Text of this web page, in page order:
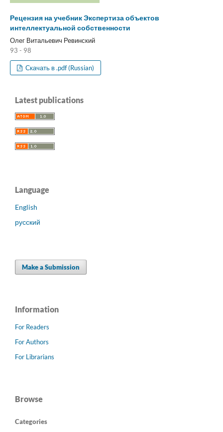
Рецензия на учебник Экспертиза объектов
интеллектуальной собственности
Олег Витальевич Ревинский
93 - 98
Скачать в .pdf (Russian)
Latest publications
Language
English
русский
Make a Submission
Information
For Readers
For Authors
For Librarians
Browse
Categories